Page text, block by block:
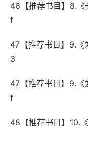
46【推荐书目】8.《
f
47【推荐书目】9.《
3
47【推荐书目】9.《
f
48【推荐书目】10.